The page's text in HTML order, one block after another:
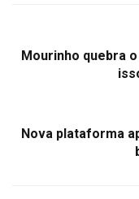
Mourinho quebra
Nova plataforma